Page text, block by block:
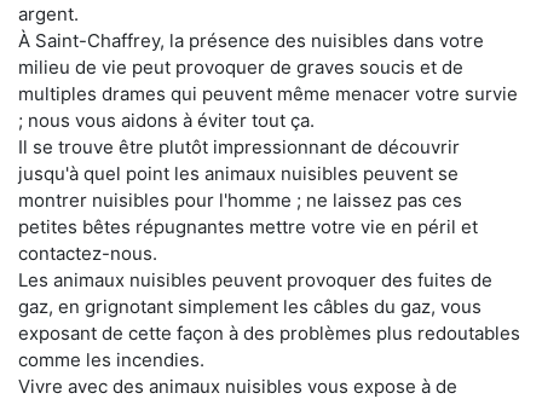
argent.
À Saint-Chaffrey, la présence des nuisibles dans votre
milieu de vie peut provoquer de graves soucis et de
multiples drames qui peuvent même menacer votre survie
; nous vous aidons à éviter tout ça.
Il se trouve être plutôt impressionnant de découvrir
jusqu'à quel point les animaux nuisibles peuvent se
montrer nuisibles pour l'homme ; ne laissez pas ces
petites bêtes répugnantes mettre votre vie en péril et
contactez-nous.
Les animaux nuisibles peuvent provoquer des fuites de
gaz, en grignotant simplement les câbles du gaz, vous
exposant de cette façon à des problèmes plus redoutables
comme les incendies.
Vivre avec des animaux nuisibles vous expose à de